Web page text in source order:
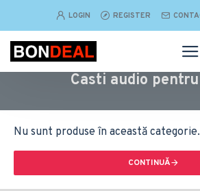
LOGIN REGISTER
Casti audio
Nu sunt produse în această categorie.
CONTINUĂ